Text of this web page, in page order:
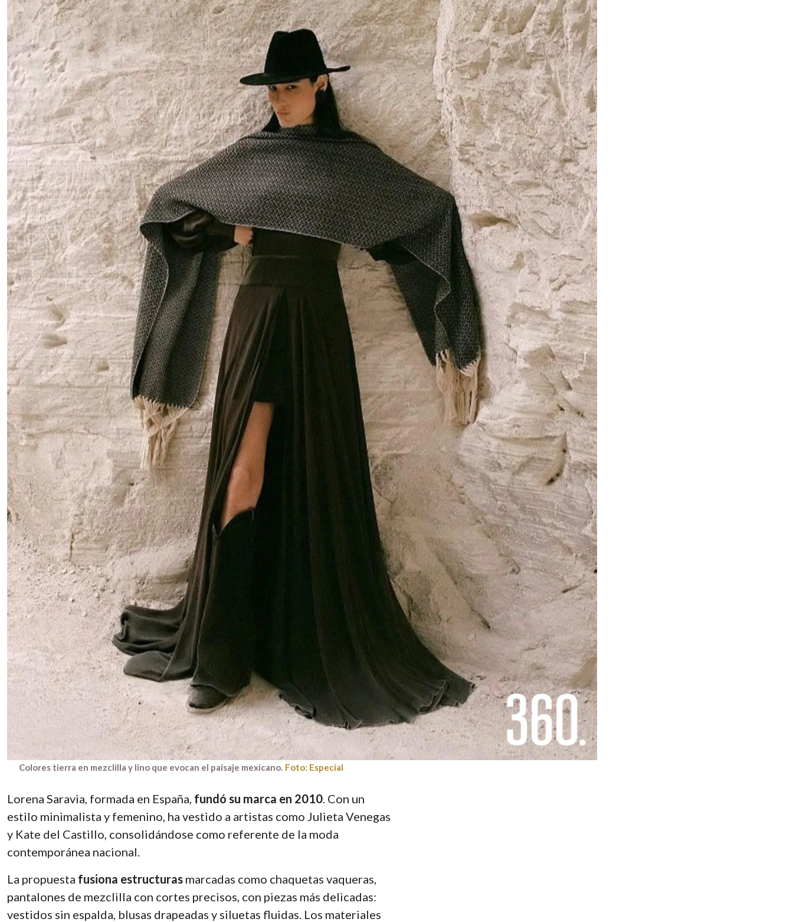
Colores tierra en mezclilla y lino que evocan el paisaje mexicano. Foto: Especial
Lorena Saravia, formada en España, fundó su marca en 2010. Con un
estilo minimalista y femenino, ha vestido a artistas como Julieta Venegas
y Kate del Castillo, consolidándose como referente de la moda
contemporánea nacional.
La propuesta fusiona estructuras marcadas como chaquetas vaqueras,
pantalones de mezclilla con cortes precisos, con piezas más delicadas:
vestidos sin espalda, blusas drapeadas y siluetas fluidas. Los materiales